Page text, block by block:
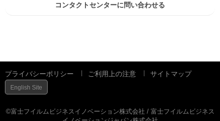
コンタクトセンターに問い合わせる
プライバシーポリシー ご利用上の注意 サイトマップ
English Site
©富士フイルムビジネスイノベーション株式会社 / 富士フイルムビジネス